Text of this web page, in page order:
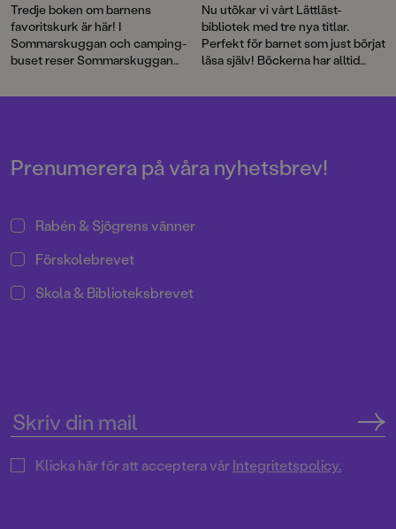
Tredje boken om barnens
favoritskurk är här! I
Sommarskuggan och camping-
buset reser Sommarskuggan
att flytta och gör som så många
Nu utökar vi vårt Lättläst-
bibliotek med tre nya titlar.
Perfekt för barnet som just börjat
läsa själv! Böckerna har alltid
pratbubblor med versal text.
Prenumerera på våra nyhetsbrev!
Rabén & Sjögrens vänner
Förskolebrevet
Skola & Biblioteksbrevet
Klicka här för att acceptera vårIntegritetspolicy.